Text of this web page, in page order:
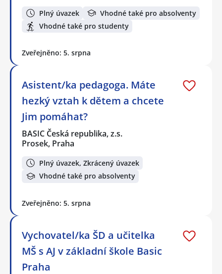
Plný úvazek
Vhodné také pro absolventy
Vhodné také pro studenty
Zveřejněno: 5. srpna
Asistent/ka pedagoga. Máte
hezký vztah k dětem a chcete
Jim pomáhat?
BASIC Česká republika, z.s.
Prosek, Praha
Plný úvazek, Zkrácený úvazek
Vhodné také pro absolventy
Zveřejněno: 5. srpna
Vychovatel/ka ŠD a učitelka
MŠ s AJ v základní škole Basic
Praha